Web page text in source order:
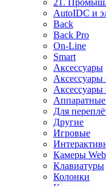
21.
AutoIDC и
Back
Back Pro
On-Line
Smart
Аксессуары
Аксессуары
Для
Другие
Игровые
Камеры Web
Клавиатуры
Колонки